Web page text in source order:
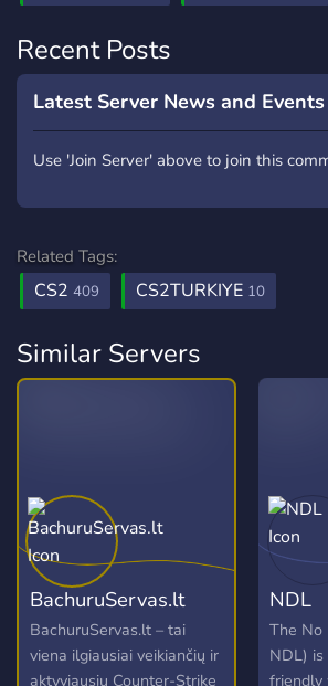
Recent Posts
Latest Server News and Events
Use 'Join Server' above to join this
Related Tags:
CS2 409 CS2TURKIYE 10
Similar Servers
BachuruServas.lt
BachuruServas.lt – tai
viena ilgiausiai veikiančių ir
aktyviausių Counter-Strike
NDL
The No
NDL)
friendly